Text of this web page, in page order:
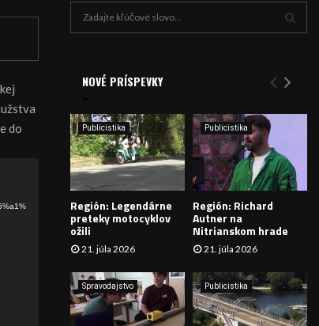
do
e
:
Y
H
A
Á
V
A
NOVÉ PRÍSPEVKY
Publicistika
Región: Legendárne
preteky motocyklov
ožili
21. júla 2026
Publicistika
Región: Richard
Autner na
Nitrianskom hrade
21. júla 2026
Spravodajstvo Publicistika